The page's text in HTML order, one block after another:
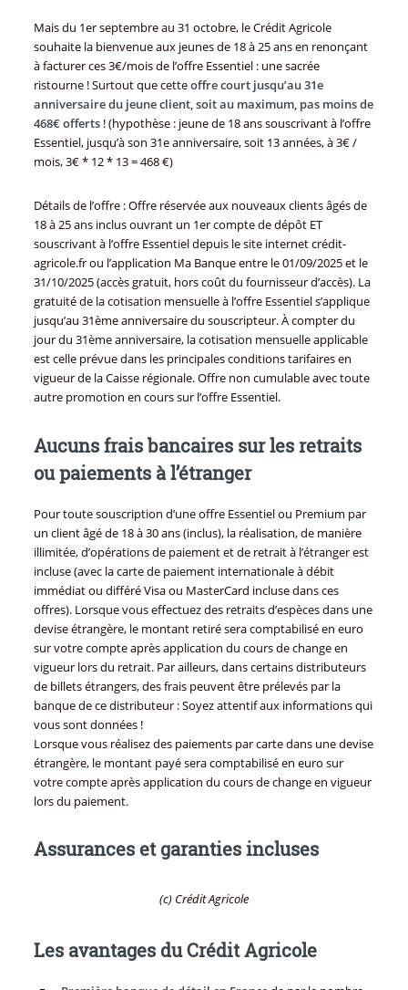
Mais du 1er septembre au 31 octobre, le Crédit Agricole
souhaite la bienvenue aux jeunes de 18 à 25 ans en renonçant
à facturer ces 3€/mois de l’offre Essentiel : une sacrée
ristourne ! Surtout que cetteoffre court jusqu’au 31e
anniversaire du jeune client, soit au maximum, pas moins de
468€ offerts! (hypothèse : jeune de 18 ans souscrivant à l’offre
Essentiel, jusqu’à son 31e anniversaire, soit 13 années, à 3€ /
mois, 3€ * 12 * 13 = 468 €)
Détails de l’offre : Offre réservée aux nouveaux clients âgés de
18 à 25 ans inclus ouvrant un 1er compte de dépôt ET
souscrivant à l’offre Essentiel depuis le site internet crédit-
agricole.fr ou l’application Ma Banque entre le 01/09/2025 et le
31/10/2025 (accès gratuit, hors coût du fournisseur d’accès). La
gratuité de la cotisation mensuelle à l’offre Essentiel s’applique
jusqu’au 31ème anniversaire du souscripteur. À compter du
jour du 31ème anniversaire, la cotisation mensuelle applicable
est celle prévue dans les principales conditions tarifaires en
vigueur de la Caisse régionale. Offre non cumulable avec toute
autre promotion en cours sur l’offre Essentiel.
Aucuns frais bancaires sur les retraits
ou paiements à l’étranger
Pour toute souscription d’une offre Essentiel ou Premium par
un client âgé de 18 à 30 ans (inclus), la réalisation, de manière
illimitée, d’opérations de paiement et de retrait à l’étranger est
incluse (avec la carte de paiement internationale à débit
immédiat ou différé Visa ou MasterCard incluse dans ces
offres). Lorsque vous effectuez des retraits d’espèces dans une
devise étrangère, le montant retiré sera comptabilisé en euro
sur votre compte après application du cours de change en
vigueur lors du retrait. Par ailleurs, dans certains distributeurs
de billets étrangers, des frais peuvent être prélevés par la
banque de ce distributeur : Soyez attentif aux informations qui
vous sont données !
Lorsque vous réalisez des paiements par carte dans une devise
étrangère, le montant payé sera comptabilisé en euro sur
votre compte après application du cours de change en vigueur
lors du paiement.
Assurances et garanties incluses
(c) Crédit Agricole
Les avantages du Crédit Agricole